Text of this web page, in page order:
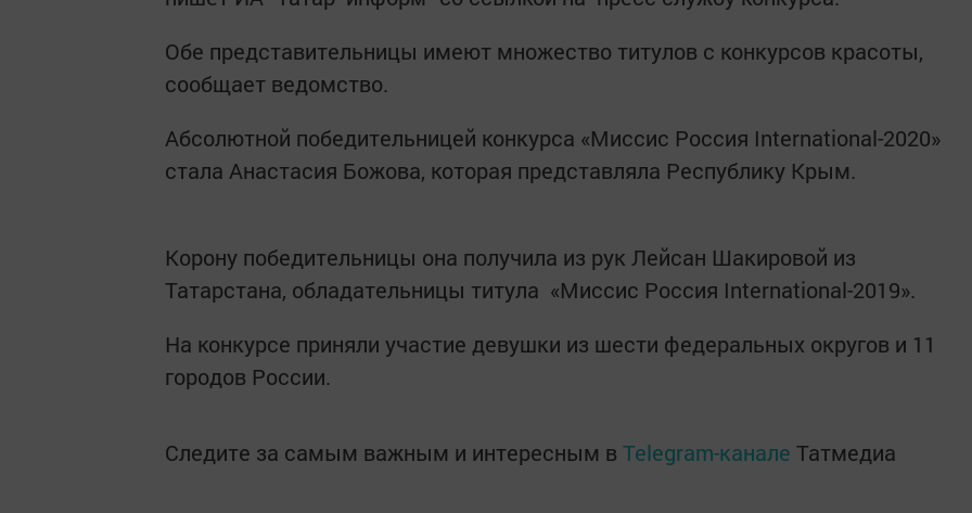
Обе представительницы имеют множество титулов с конкурсов красоты,
сообщает ведомство.
Абсолютной победительницей конкурса «Миссис Россия International-2020»
стала Анастасия Божова, которая представляла Республику Крым.
Корону победительницы она получила из рук Лейсан Шакировой из
Татарстана, обладательницы титула «Миссис Россия International-2019».
На конкурсе приняли участие девушки из шести федеральных округов и 11
городов России.
Следите за самым важным и интересным в Telegram-канале Татмедиа